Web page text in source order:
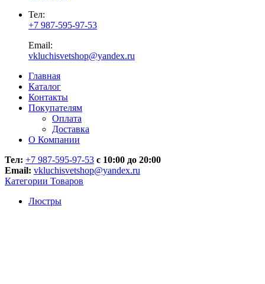
Тел:
+7 987-595-97-53
Email:
vkluchisvetshop@yandex.ru
Главная
Каталог
Контакты
Покупателям
Оплата
Доставка
О Компании
Тел: +7 987-595-97-53 с 10:00 до 20:00
Email: vkluchisvetshop@yandex.ru
Категории Товаров
Люстры